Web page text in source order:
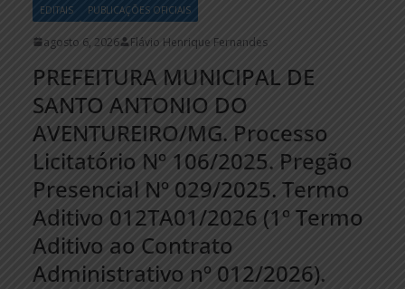
EDITAIS PUBLICAÇÕES OFICIAIS
agosto 6, 2026 Flávio Henrique Fernandes
PREFEITURA MUNICIPAL DE
SANTO ANTONIO DO
AVENTUREIRO/MG. Processo
Licitatório Nº 106/2025. Pregão
Presencial Nº 029/2025. Termo
Aditivo 012TA01/2026 (1º Termo
Aditivo ao Contrato
Administrativo nº 012/2026).